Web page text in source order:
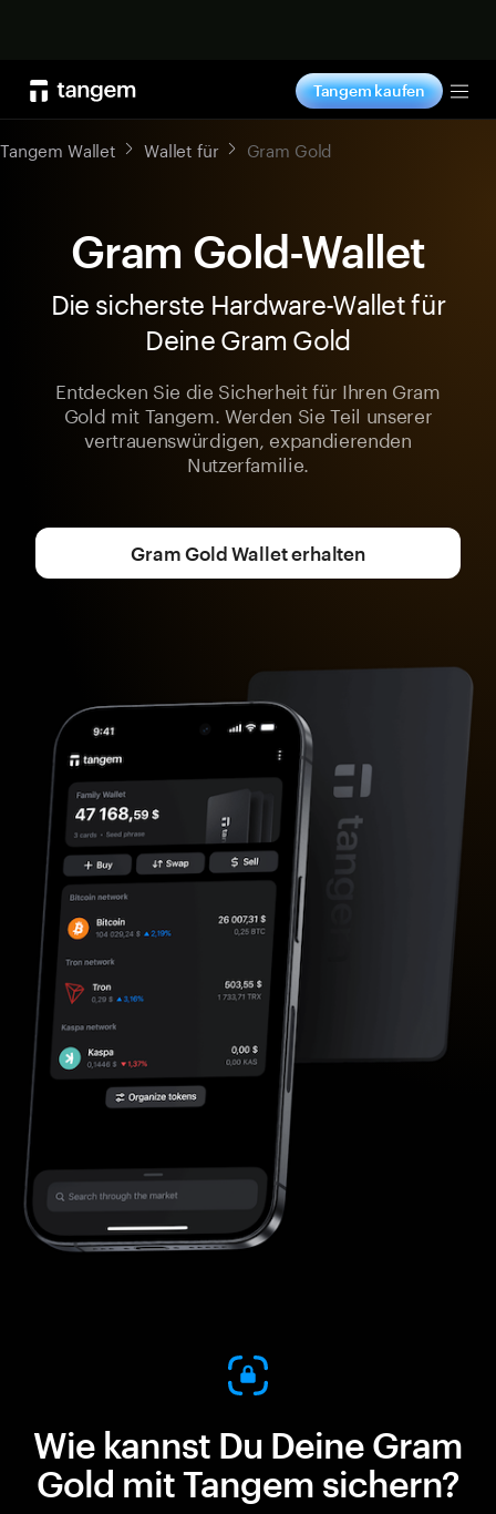
Tangem kaufen
Tangem Wallet Wallet für Gram Gold
Gram Gold-Wallet
Die sicherste Hardware-Wallet für
Deine Gram Gold
Entdecken Sie die Sicherheit für Ihren Gram
Gold mit Tangem. Werden Sie Teil unserer
vertrauenswürdigen, expandierenden
Nutzerfamilie.
Gram Gold Wallet erhalten
Wie kannst Du Deine Gram
Gold mit Tangem sichern?